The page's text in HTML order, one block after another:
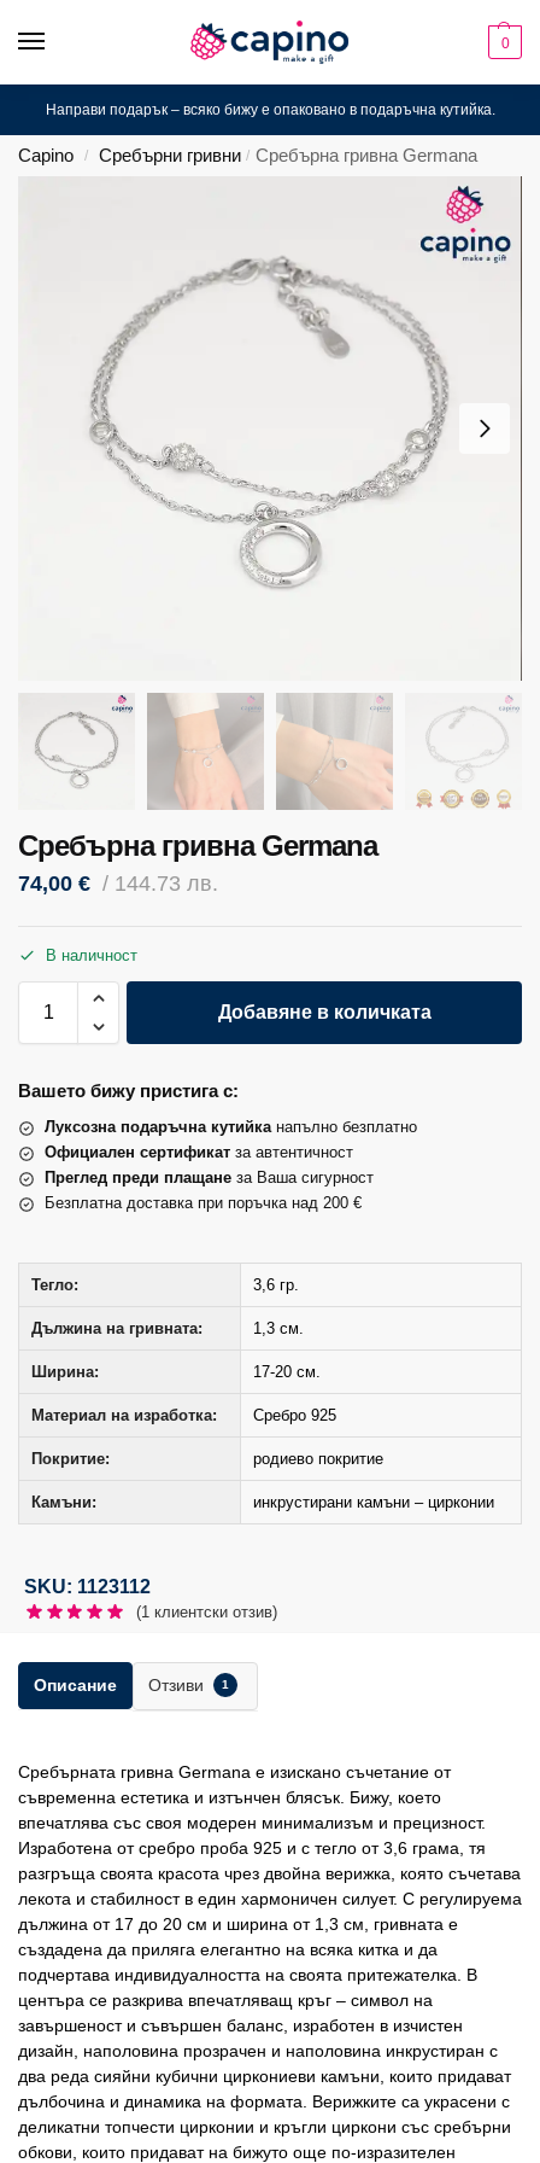
0
Направи подарък – всяко бижу е опаковано в подаръчна кутийка.
Capino / Сребърни гривни / Сребърна гривна Germana
Сребърна гривна Germana
74,00 € / 144.73 лв.
В наличност
Добавяне в количката
Вашето бижу пристига с:
Луксозна подаръчна кутийканапълно безплатно
Официален сертификат за автентичност
Преглед преди плащане за Ваша сигурност
Безплатна доставка при поръчка над 200 €
Тегло: 3,6 гр.
Дължина на гривната: 1,3 см.
Ширина: 17-20 см.
Материал на изработка: Сребро 925
Покритие: родиево покритие
Камъни: инкрустирани камъни – цирконии
SKU: 1123112
(1 клиентски отзив)
Описание Отзиви 1
Сребърната гривна Germana е изискано съчетание от
съвременна естетика и изтънчен блясък. Бижу, което
впечатлява със своя модерен минимализъм и прецизност.
Изработена от сребро проба 925 и с тегло от 3,6 грама, тя
разгръща своята красота чрез двойна верижка, която съчетава
лекота и стабилност в един хармоничен силует. С регулируема
дължина от 17 до 20 см и ширина от 1,3 см, гривната е
създадена да приляга елегантно на всяка китка и да
подчертава индивидуалността на своята притежателка. В
центъра се разкрива впечатляващ кръг – символ на
завършеност и съвършен баланс, изработен в изчистен
дизайн, наполовина прозрачен и наполовина инкрустиран с
два реда сияйни кубични циркониеви камъни, които придават
дълбочина и динамика на формата. Верижките са украсени с
деликатни топчести цирконии и кръгли циркони със сребърни
обкови, които придават на бижуто още по-изразителен